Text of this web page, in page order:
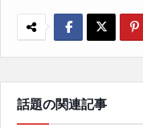
話題の関連記事